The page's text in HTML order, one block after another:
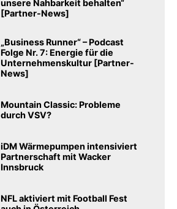
unsere Nahbarkeit behalten“
[Partner-News]
„Business Runner“ – Podcast
Folge Nr. 7: Energie für die
Unternehmenskultur [Partner-
News]
Mountain Classic: Probleme
durch VSV?
iDM Wärmepumpen intensiviert
Partnerschaft mit Wacker
Innsbruck
NFL aktiviert mit Football Fest